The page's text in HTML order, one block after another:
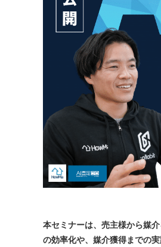
本セミナーは、売主様から媒
の効率化や、媒介獲得までの